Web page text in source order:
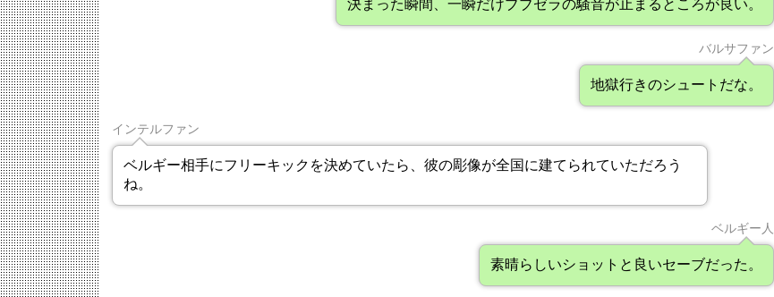
決まった瞬間、一瞬だけブブゼラの騒音が止まるところが良い。
バルサファン
地獄行きのシュートだな。
インテルファン
ベルギー相手にフリーキックを決めていたら、彼の彫像が全国に建てられていただろう
ね。
ベルギー人
素晴らしいショットと良いセーブだった。